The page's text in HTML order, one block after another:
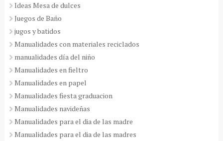
Ideas Mesa de dulces
Juegos de Baño
jugos y batidos
Manualidades con materiales reciclados
manualidades día del niño
Manualidades en fieltro
Manualidades en papel
Manualidades fiesta graduacion
Manualidades navideñas
Manualidades para el dia de las madre
Manualidades para el dia de las madres